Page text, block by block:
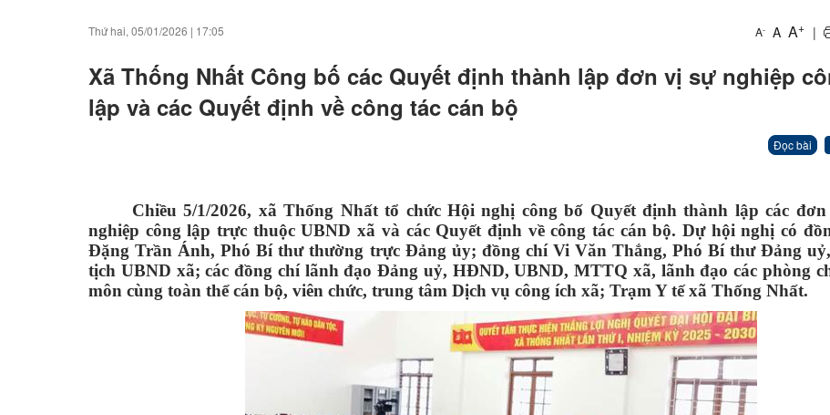
Thứ hai, 05/01/2026 | 17:05 A- A A+ |
Xã Thống Nhất Công bố các Quyết định thành lập đơn vị sự nghiệp
lập và các Quyết định về công tác cán bộ
Đọc bài
Chiều 5/1/2026, xã Thống Nhất tổ chức Hội nghị công bố Quyết định thành lập các
nghiệp công lập trực thuộc UBND xã và các Quyết định về công tác cán bộ. Dự hội nghị có
Đặng Trần Ánh, Phó Bí thư thường trực Đảng ủy; đồng chí Vi Văn Thắng, Phó Bí thư Đảng
tịch UBND xã; các đồng chí lãnh đạo Đảng uỷ, HĐND, UBND, MTTQ xã, lãnh đạo các phòng
môn cùng toàn thể cán bộ, viên chức, trung tâm Dịch vụ công ích xã; Trạm Y tế xã Thống Nhất.